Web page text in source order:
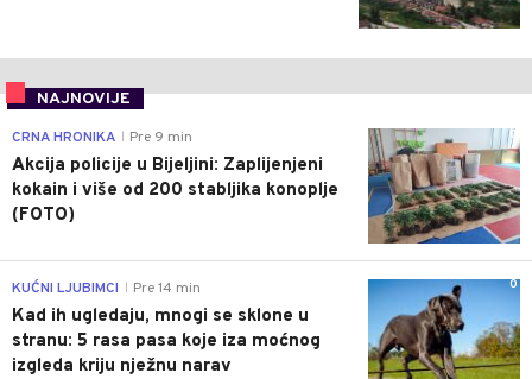
NAJNOVIJE
0
CRNA HRONIKA Pre 9 min
Akcija policije u Bijeljini: Zaplijenjeni
kokain i više od 200 stabljika konoplje
(FOTO)
0
KUĆNI LJUBIMCI Pre 14 min
Kad ih ugledaju, mnogi se sklone u
stranu: 5 rasa pasa koje iza moćnog
izgleda kriju nježnu narav